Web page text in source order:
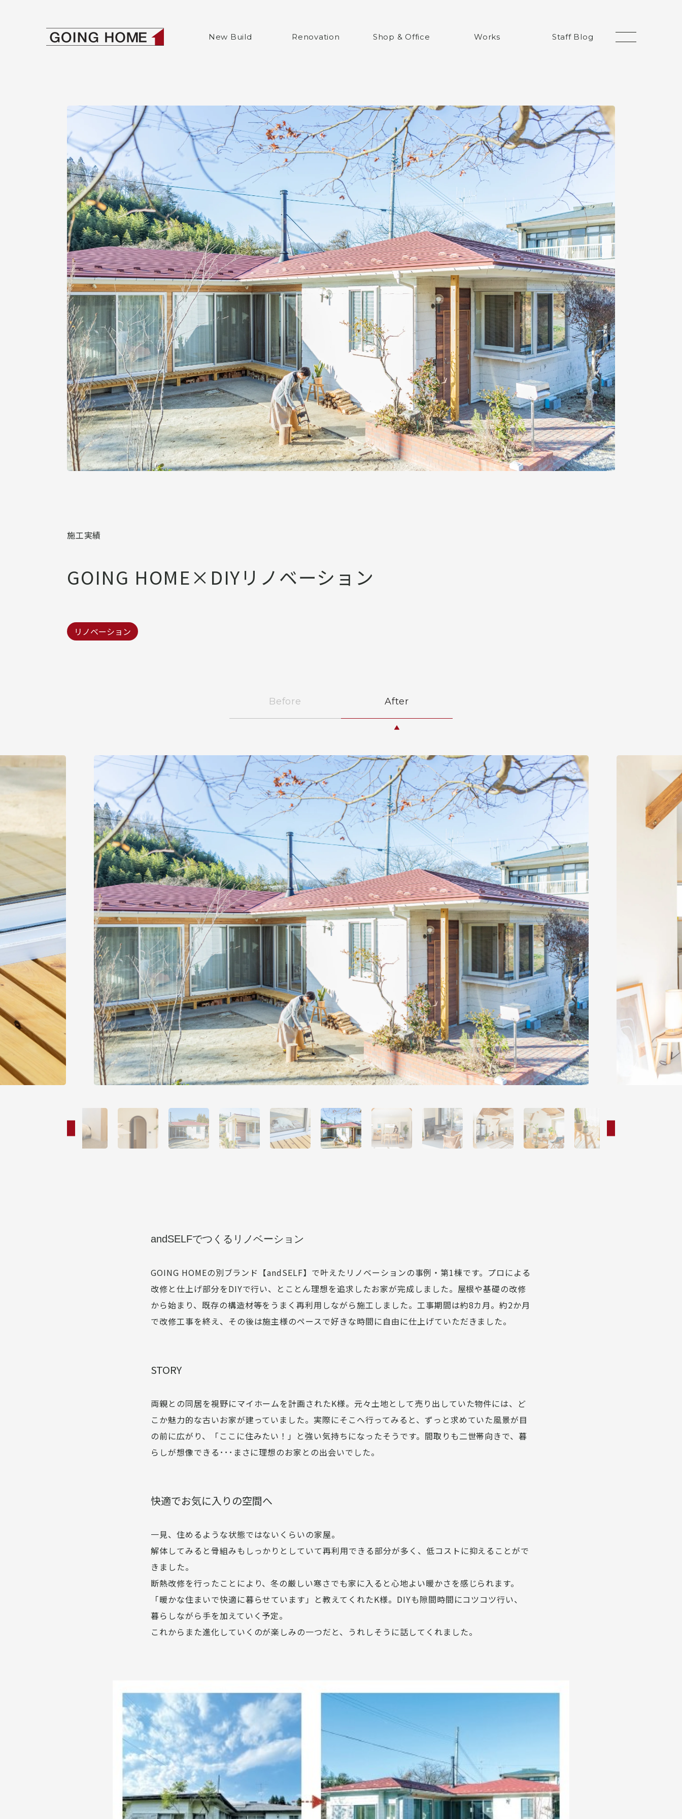
ゴーイングホームNew Build Renovation Shop & Office Works Staff Blog
施工実績
GOING HOME×DIYリノベーション
リノベーション
Before After
andSELFでつくるリノベーション
GOING HOMEの別ブランド【andSELF】で叶えたリノベーションの事例・第1棟です。プロによる
改修と仕上げ部分をDIYで行い、とことん理想を追求したお家が完成しました。屋根や基礎の改修
から始まり、既存の構造材等をうまく再利用しながら施工しました。工事期間は約8カ月。約2か月
で改修工事を終え、その後は施主様のペースで好きな時間に自由に仕上げていただきました。
STORY
両親との同居を視野にマイホームを計画されたK様。元々土地として売り出していた物件には、ど
こか魅力的な古いお家が建っていました。実際にそこへ行ってみると、ずっと求めていた風景が目
の前に広がり、「ここに住みたい！」と強い気持ちになったそうです。間取りも二世帯向きで、暮
らしが想像できる･･･まさに理想のお家との出会いでした。
快適でお気に入りの空間へ
一見、住めるような状態ではないくらいの家屋。
解体してみると骨組みもしっかりとしていて再利用できる部分が多く、低コストに抑えることがで
きました。
断熱改修を行ったことにより、冬の厳しい寒さでも家に入ると心地よい暖かさを感じられます。
「暖かな住まいで快適に暮らせています」と教えてくれたK様。DIYも隙間時間にコツコツ行い、
暮らしながら手を加えていく予定。
これからまた進化していくのが楽しみの一つだと、うれしそうに話してくれました。